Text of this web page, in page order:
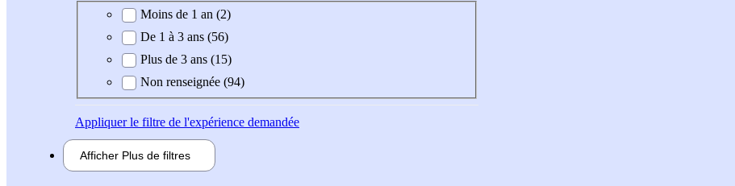
Expérience demandée
Moins de 1 an (2)
De 1 à 3 ans (56)
Plus de 3 ans (15)
Non renseignée (94)
Appliquerle filtre de l'expérience demandée
Afficher Plus de filtres